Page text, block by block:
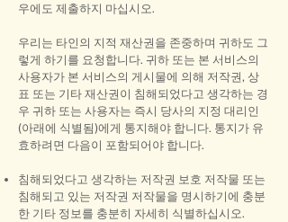
우에도 제출하지 마십시오.
우리는 타인의 지적 재산권을 존중하며 귀하도 그
렇게 하기를 요청합니다. 귀하 또는 본 서비스의
사용자가 본 서비스의 게시물에 의해 저작권, 상
표 또는 기타 재산권이 침해되었다고 생각하는 경
우 귀하 또는 사용자는 즉시 당사의 지정 대리인
(아래에 식별됨)에게 통지해야 합니다. 통지가 유
효하려면 다음이 포함되어야 합니다.
침해되었다고 생각하는 저작권 보호 저작물 또는
침해되고 있는 저작권 저작물을 명시하기에 충분
한 기타 정보를 충분히 자세히 식별하십시오.